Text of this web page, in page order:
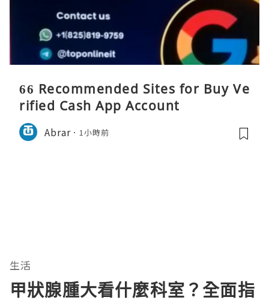
66 Recommended Sites for Buy Ve
rified Cash App Account
Abrar 1小時前
生活
甲狀腺腫大看什麼科室？全面指